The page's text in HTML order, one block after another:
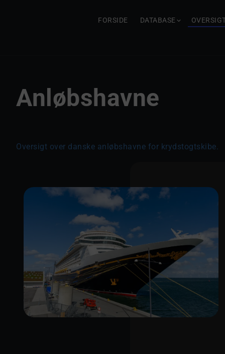
FORSIDE DATABASE
Anløbshavne
Oversigt over danske anløbshavne for krydstogtskibe.